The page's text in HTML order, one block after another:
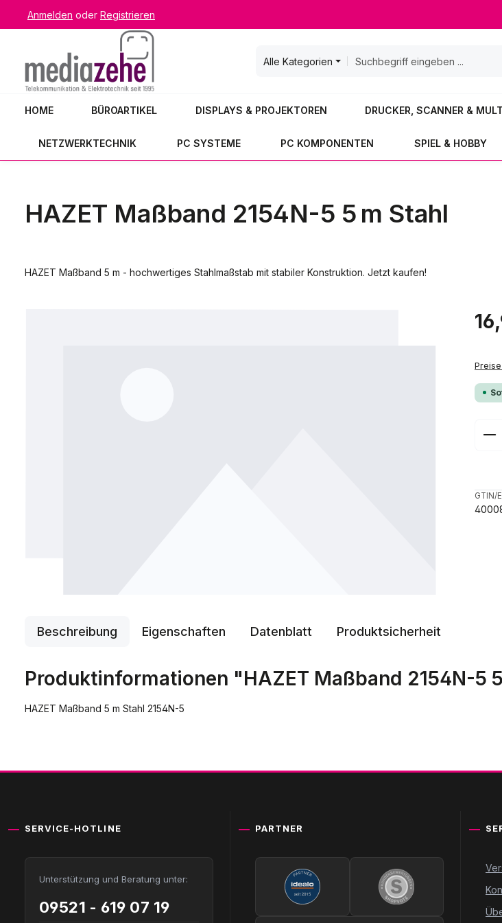
Hauptinhalt springen
Zur Suche springen
Zur Hauptnavigation springen
Anmelden oder Registrieren
Alle Kategorien
HOME BÜROARTIKEL DISPLAYS & PROJEKTOREN DRUCKER, SCANNER &
NETZWERKTECHNIK PC SYSTEME PC KOMPONENTEN SPIEL & HOBBY
HAZET Maßband 2154N-5 5 m Stahl
HAZET Maßband 5 m - hochwertiges Stahlmaßstab mit stabiler Konstruktion. Jetzt kaufen!
GTIN/
Beschreibung Eigenschaften Datenblatt Produktsicherheit
Produktinformationen "HAZET Maßband 2154N-5
HAZET Maßband 5 m Stahl 2154N-5
SERVICE-HOTLINE
Unterstützung und Beratung unter:
09521 - 619 07 19
PARTNER